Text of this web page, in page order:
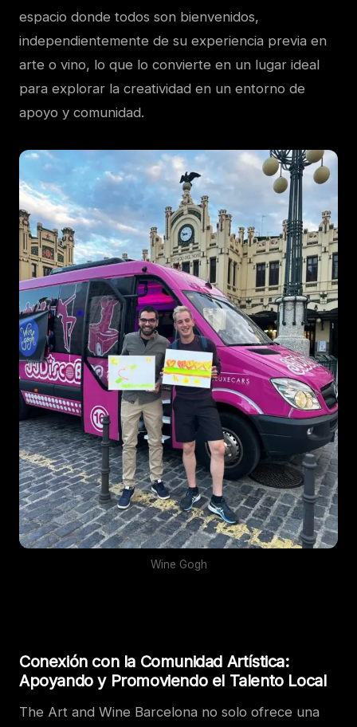
espacio donde todos son bienvenidos,
independientemente de su experiencia previa en
arte o vino, lo que lo convierte en un lugar ideal
para explorar la creatividad en un entorno de
apoyo y comunidad.
Wine Gogh
Conexión con la Comunidad Artística:
Apoyando y Promoviendo el Talento Local
The Art and Wine Barcelona no solo ofrece una